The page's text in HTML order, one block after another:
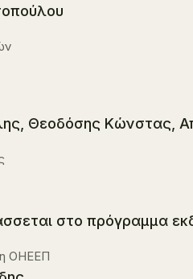
Θεοδόσης Κώνστας,
στο πρόγραμμα
ΟΗΕΕΠ